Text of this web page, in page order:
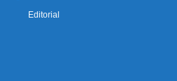
Editorial